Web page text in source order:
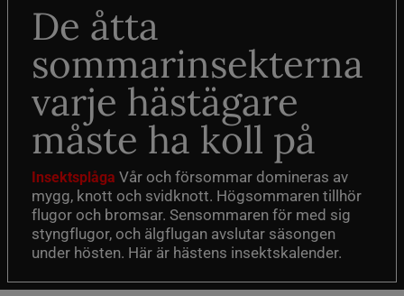
De åtta
sommarinsekterna
varje hästägare
måste ha koll på
Insektsplåga Vår och försommar domineras av
mygg, knott och svidknott. Högsommaren tillhör
flugor och bromsar. Sensommaren för med sig
styngflugor, och älgflugan avslutar säsongen
under hösten. Här är hästens insektskalender.